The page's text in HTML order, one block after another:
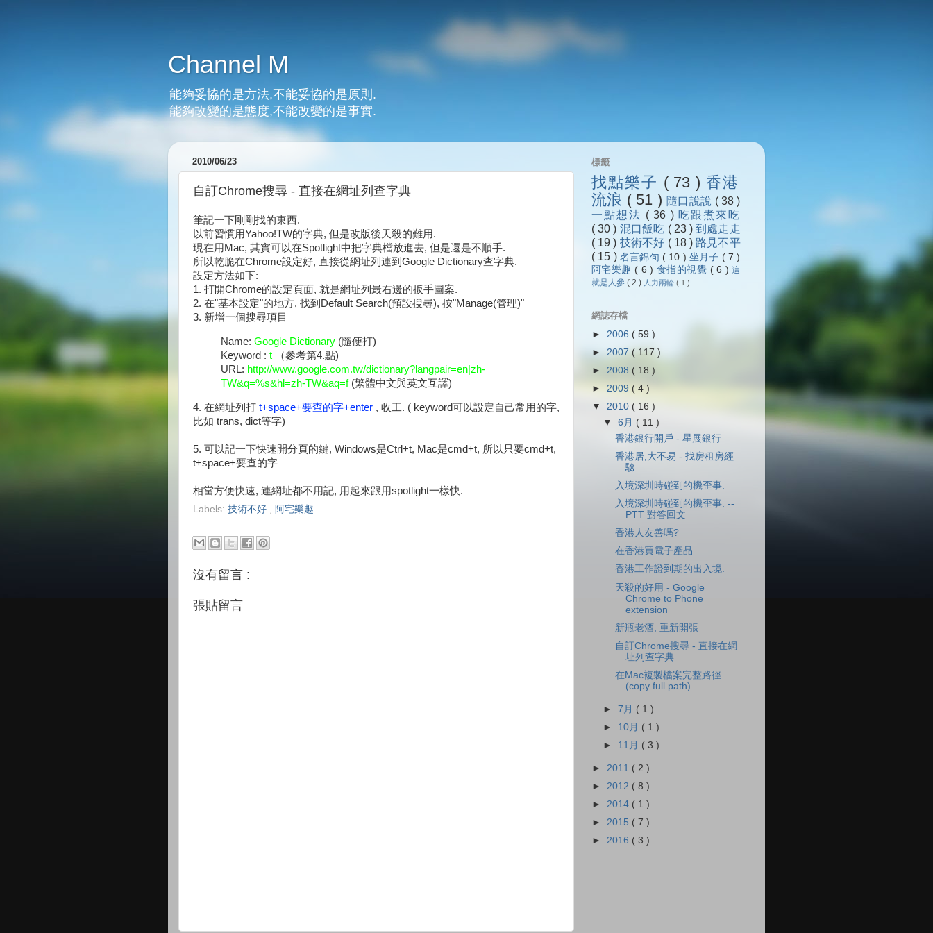
Channel M
能夠妥協的是方法,不能妥協的是原則.
能夠改變的是態度,不能改變的是事實.
2010/06/23
自訂Chrome搜尋 - 直接在網址列查字典
筆記一下剛剛找的東西.
以前習慣用Yahoo!TW的字典, 但是改版後天殺的難用.
現在用Mac, 其實可以在Spotlight中把字典檔放進去, 但是還是不順手.
所以乾脆在Chrome設定好, 直接從網址列連到Google Dictionary查字典.
設定方法如下:
1. 打開Chrome的設定頁面, 就是網址列最右邊的扳手圖案.
2. 在"基本設定"的地方, 找到Default Search(預設搜尋), 按"Manage(管理)"
3. 新增一個搜尋項目
Name: Google Dictionary (隨便打)
Keyword : t
（參考第4.點)
URL: http://www.google.com.tw/dictionary?langpair=en|zh-
TW&q=%s&hl=zh-TW&aq=f(繁體中文與英文互譯)
4. 在網址列打 t+space+要查的字+enter , 收工. ( keyword可以設定自己常用的字,
比如 trans, dict等字)
5. 可以記一下快速開分頁的鍵, Windows是Ctrl+t, Mac是cmd+t, 所以只要cmd+t,
t+space+要查的字
相當方便快速, 連網址都不用記, 用起來跟用spotlight一樣快.
Labels: 技術不好 , 阿宅樂趣
沒有留言 :
張貼留言
標籤
找點樂子 ( 73 )香港
流浪 ( 51 ) 隨口說說 ( 38 )
一點想法 ( 36 ) 吃跟煮來吃
( 30 ) 混口飯吃 ( 23 )到處走走
( 19 ) 技術不好 ( 18 ) 路見不平
( 15 ) 名言錦句 ( 10 ) 坐月子 ( 7 )
阿宅樂趣 ( 6 ) 食指的視覺 ( 6 )這
就是人參 ( 2 ) 人力兩輪 ( 1 )
網誌存檔
► 2006 ( 59 )
► 2007 ( 117 )
► 2008 ( 18 )
► 2009 ( 4 )
▼ 2010 ( 16 )
▼6月 ( 11 )
香港銀行開戶 - 星展銀行
香港居,大不易 - 找房租房經
驗
入境深圳時碰到的機歪事.
入境深圳時碰到的機歪事. --
PTT 對答回文
香港人友善嗎?
在香港買電子產品
香港工作證到期的出入境.
天殺的好用 - Google
Chrome to Phone
extension
新瓶老酒, 重新開張
自訂Chrome搜尋 - 直接在網
址列查字典
在Mac複製檔案完整路徑
(copy full path)
►7月 ( 1 )
► 10月 ( 1 )
► 11月 ( 3 )
► 2011 ( 2 )
► 2012 ( 8 )
► 2014 ( 1 )
► 2015 ( 7 )
► 2016 ( 3 )